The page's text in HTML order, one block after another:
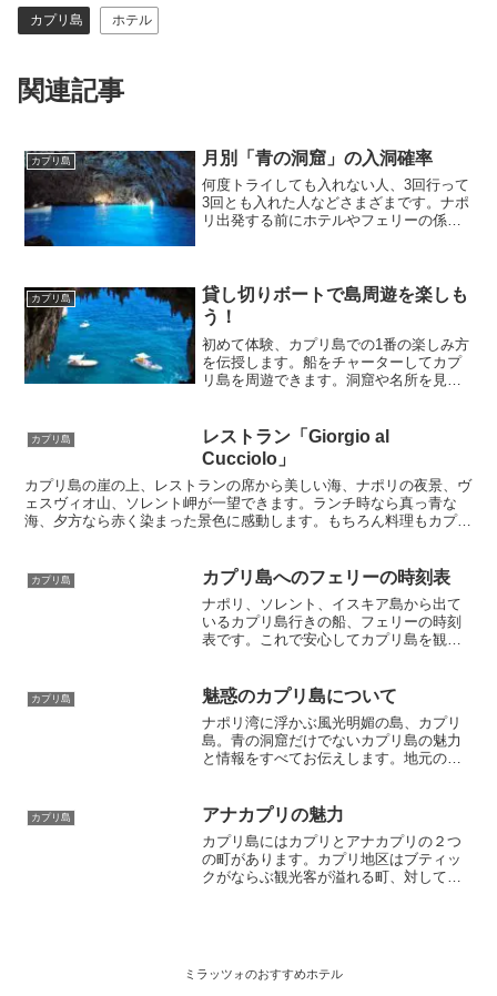
カプリ島 ホテル
関連記事
カプリ島 月別「青の洞窟」の入洞確率
何度トライしても入れない人、3回行って
3回とも入れた人などさまざまです。ナポ
リ出発する前にホテルやフェリーの係員
前に下調べして美しい青の洞窟を楽しみ
ましょう！アーモイタリアのカプリ島現
地ツアーも好評です。
カプリ島
貸し切りボートで島周遊を楽しも
う！
初めて体験、カプリ島での1番の楽しみ方
を伝授します。船をチャーターしてカプ
リ島を周遊できます。洞窟や名所を見な
ももカプリの魅力に感動！現地で直接予
約すればとても安く贅沢な観光が味わえ
ます。
カプリ島
レストラン「Giorgio al
Cucciolo」
カプリ島の崖の上、レストランの席から美しい海、ナポリの夜景、ヴ
ェスヴィオ山、ソレント岬が一望できます。ランチ時なら真っ青な
海、夕方なら赤く染まった景色に感動します。もちろん料理もカプリ
カプリ島 カプリ島へのフェリーの時刻表
ナポリ、ソレント、イスキア島から出て
いるカプリ島行きの船、フェリーの時刻
表です。これで安心してカプリ島を観光
も開催中です。日本語アテンド付きで安
心・安全・そして美味しいツアーです。
カプリ島 魅惑のカプリ島について
ナポリ湾に浮かぶ風光明媚の島、カプリ
島。青の洞窟だけでないカプリ島の魅力
と情報をすべてお伝えします。地元の人
情報満載。カプリ島の日帰り観光ツアー
ぜひご一読あれ！
カプリ島 アナカプリの魅力
カプリ島にはカプリとアナカプリの２つ
の町があります。カプリ地区はブティッ
クがならぶ観光客が溢れる町、対してア
ます。
ミラッツォのおすすめホテル